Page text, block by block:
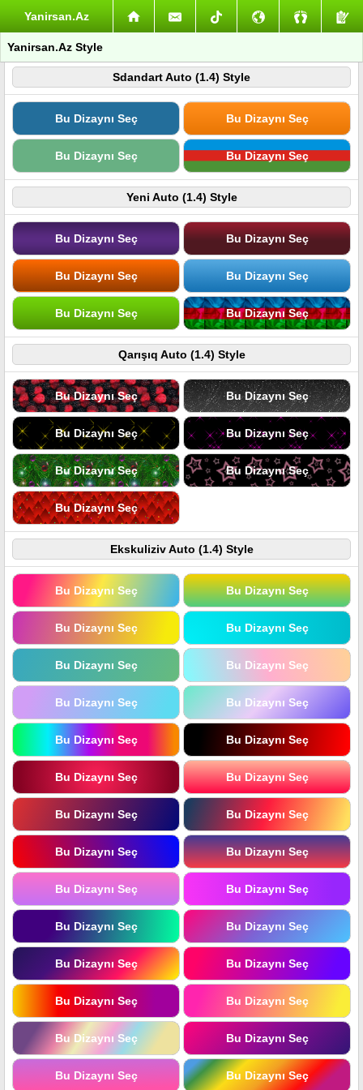
Yanirsan.Az
Yanirsan.Az Style
Sdandart Auto (1.4) Style
Bu Dizaynı Seç Bu Dizaynı Seç
Bu Dizaynı Seç Bu Dizaynı Seç
Yeni Auto (1.4) Style
Bu Dizaynı Seç Bu Dizaynı Seç
Bu Dizaynı Seç Bu Dizaynı Seç
Bu Dizaynı Seç Bu Dizaynı Seç
Qarışıq Auto (1.4) Style
Bu Dizaynı Seç Bu Dizaynı Seç
Bu Dizaynı Seç Bu Dizaynı Seç
Bu Dizaynı Seç Bu Dizaynı Seç
Bu Dizaynı Seç
Ekskuliziv Auto (1.4) Style
Bu Dizaynı Seç Bu Dizaynı Seç
Bu Dizaynı Seç Bu Dizaynı Seç
Bu Dizaynı Seç Bu Dizaynı Seç
Bu Dizaynı Seç Bu Dizaynı Seç
Bu Dizaynı Seç Bu Dizaynı Seç
Bu Dizaynı Seç Bu Dizaynı Seç
Bu Dizaynı Seç Bu Dizaynı Seç
Bu Dizaynı Seç Bu Dizaynı Seç
Bu Dizaynı Seç Bu Dizaynı Seç
Bu Dizaynı Seç Bu Dizaynı Seç
Bu Dizaynı Seç Bu Dizaynı Seç
Bu Dizaynı Seç Bu Dizaynı Seç
Bu Dizaynı Seç Bu Dizaynı Seç
Bu Dizaynı Seç Bu Dizaynı Seç